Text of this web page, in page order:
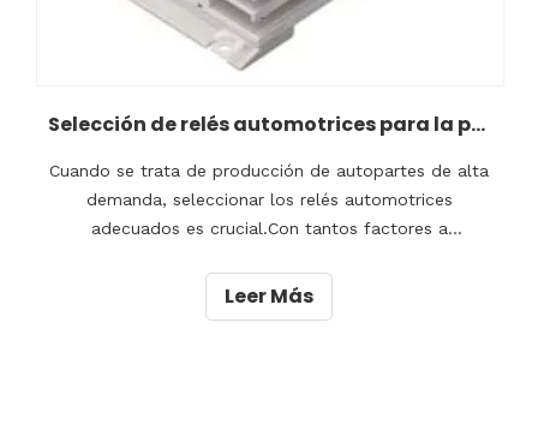
Selección de relés automotrices para la producción de autopartes de alta demanda
Cuando se trata de producción de autopartes de alta
demanda, seleccionar los relés automotrices
adecuados es crucial.Con tantos factores a
impacto significativo en el rendimiento general y la
confiabilidad del vehículo.En este artículo,
Leer Más